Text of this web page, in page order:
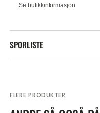
Se butikkinformasjon
SPORLISTE
FLERE PRODUKTER